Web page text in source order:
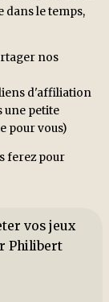
dans le temps,
nos
d'affiliation
une petite
pour vous)
ferez pour
vos jeux
Philibert